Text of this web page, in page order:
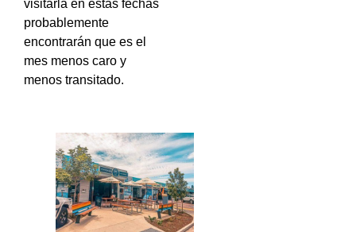
visitarla en estas fechas
probablemente
encontrarán que es el
mes menos caro y
menos transitado.